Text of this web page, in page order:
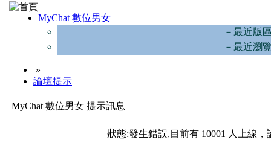
MyChat 數位男女
－最近版
－最近瀏
»
論壇提示
MyChat 數位男女 提示訊息
狀態:發生錯誤,目前有 10001 人上線